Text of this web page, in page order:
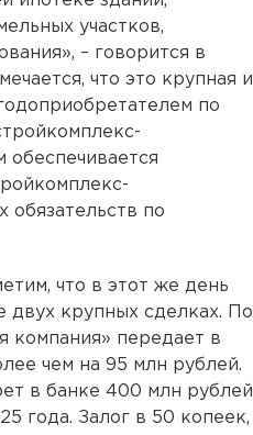
участков,
– говорится в
что это крупная и
по
обеспечивается
обязательств по
что в этот же день
крупных сделках. По
передает в
чем на 95 млн рублей.
в банке 400 млн рублей
года. Залог в 50 копеек,